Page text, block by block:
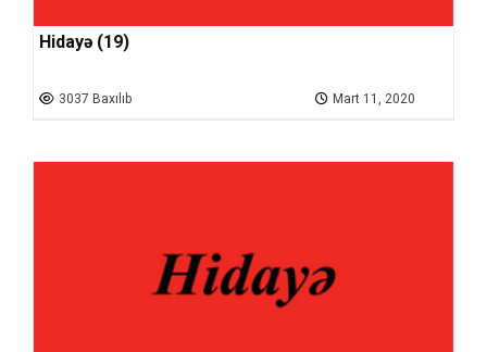
Hidayə (19)
3037 Baxılıb Mart 11, 2020